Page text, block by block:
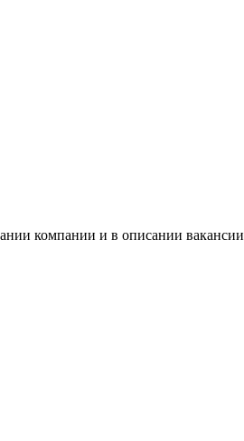
компании и в описании вакансии